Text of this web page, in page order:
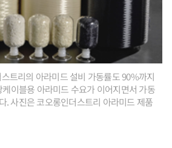
트리의 아라미드 설비 가동률도 90%까지
이블용 아라미드 수요가 이어지면서 가동
. 사진은 코오롱인더스트리 아라미드 제품